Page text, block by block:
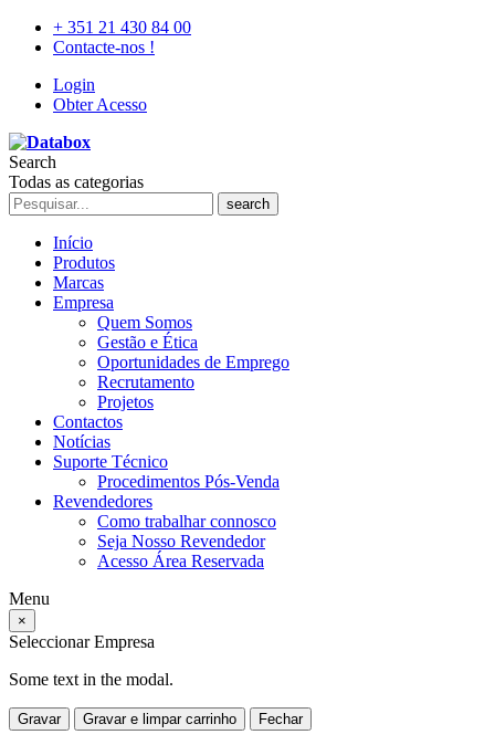
+ 351 21 430 84 00
Contacte-nos !
Login
Obter Acesso
Search
Todas as categorias
search
Início
Produtos
Marcas
Empresa
Quem Somos
Gestão e Ética
Oportunidades de Emprego
Recrutamento
Projetos
Contactos
Notícias
Suporte Técnico
Procedimentos Pós-Venda
Revendedores
Como trabalhar connosco
Seja Nosso Revendedor
Acesso Área Reservada
Menu
×
Seleccionar Empresa
Some text in the modal.
Gravar Gravar e limpar carrinho Fechar